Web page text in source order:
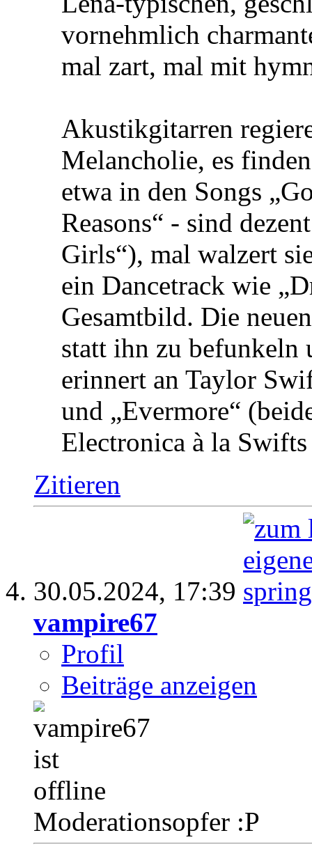
vornehmlich
mal zart, mal mit
Akustikgitarren
Melancholie, es
etwa in den Songs
Reasons“ - sind
Girls“), mal walzert
ein Dancetrack wie
Gesamtbild. Die
statt ihn zu befunkeln
erinnert an Taylor
und „Evermore“
Electronica à la
Zitieren
30.05.2024, 17:39
vampire67
Profil
Beiträge anzeigen
Moderationsopfer :P